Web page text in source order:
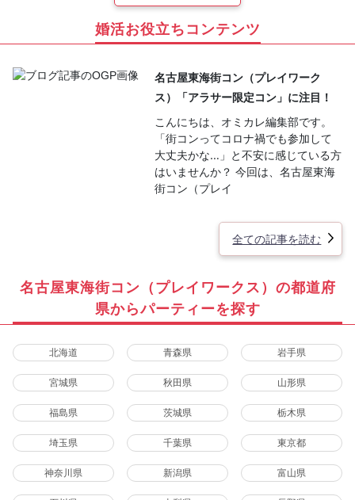
婚活お役立ちコンテンツ
名古屋東海街コン（プレイワーク
ス）「アラサー限定コン」に注目！
こんにちは、オミカレ編集部です。
「街コンってコロナ禍でも参加して
大丈夫かな…」と不安に感じている方
はいませんか？ 今回は、名古屋東海
街コン（プレイ
全ての記事を読む
名古屋東海街コン（プレイワークス）の都道府
県からパーティーを探す
北海道 青森県 岩手県
宮城県 秋田県 山形県
福島県 茨城県 栃木県
埼玉県 千葉県 東京都
神奈川県 新潟県 富山県